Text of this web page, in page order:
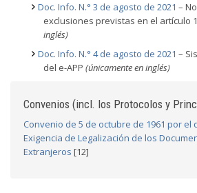
Doc. Info. N.° 3 de agosto de 2021 –
exclusiones previstas en el artículo
inglés)
Doc. Info. N.° 4 de agosto de 2021 –
del e-APP (únicamente en inglés)
Convenios (incl. los Protocolos y
Convenio de 5 de octubre de 1961 por el
Exigencia de Legalización de los
Extranjeros [12]